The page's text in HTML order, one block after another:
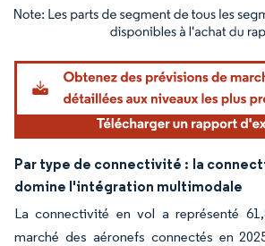
Image © Mordor Intelligence. La réutilisation
Par type de connectivité : la
domine l'intégration multimodale
La connectivité en vol a représenté
marché des aéronefs connectés en